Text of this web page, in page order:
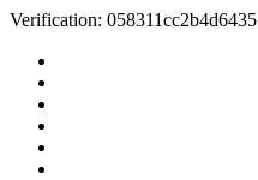
Verification: 058311cc2b4d6435
Перейти
содержимому